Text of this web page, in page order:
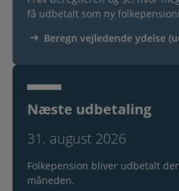
få udbetalt som ny
Beregn vejledende ydelse
Næste udbetaling
31. august 2026
Folkepension bliver udbetalt
måneden.